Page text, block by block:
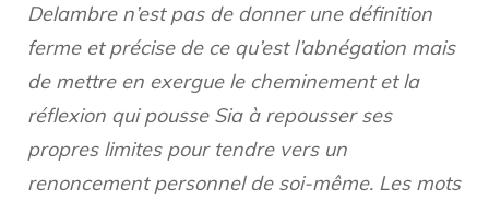
Delambre n’est pas de donner une définition
ferme et précise de ce qu’est l’abnégation mais
de mettre en exergue le cheminement et la
réflexion qui pousse Sia à repousser ses
propres limites pour tendre vers un
renoncement personnel de soi-même. Les mots